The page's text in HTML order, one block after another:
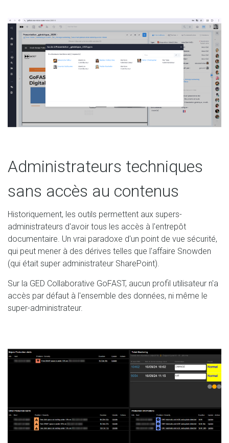
Administrateurs techniques
sans accès au contenus
Historiquement, les outils permettent aux supers-
administrateurs d'avoir tous les accès à l'entrepôt
documentaire. Un vrai paradoxe d'un point de vue sécurité,
qui peut mener à des dérives telles que l'affaire Snowden
(qui était super administrateur SharePoint).
Sur la GED Collaborative GoFAST, aucun profil utilisateur n'a
accès par défaut à l'ensemble des données, ni même le
super-administrateur.